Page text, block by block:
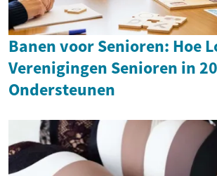
Banen voor Senioren: Hoe
Verenigingen Senioren in
Ondersteunen